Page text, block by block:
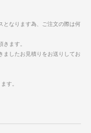
となります為、ご注文の際は何
ます。
ましたお見積りをお送りしてお
す。